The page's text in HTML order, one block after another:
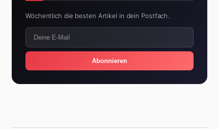
Wöchentlich die besten Artikel in dein Postfach.
Abonnieren